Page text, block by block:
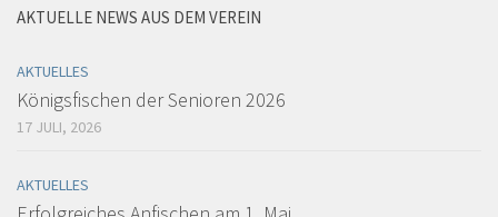
AKTUELLE NEWS AUS DEM VEREIN
AKTUELLES
Königsfischen der Senioren 2026
17 JULI, 2026
AKTUELLES